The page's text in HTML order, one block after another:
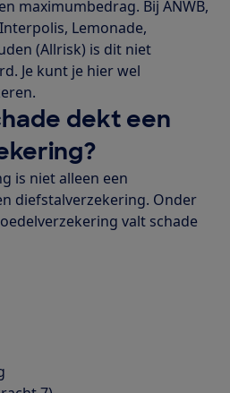
maximumbedrag. Bij ANWB,
Lemonade,
(Allrisk) is dit niet
Je kunt je hier wel
dekt een
is niet alleen een
diefstalverzekering. Onder
valt schade